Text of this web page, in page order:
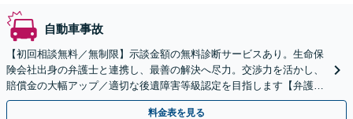
自動車事故
【初回相談無料／無制限】示談金額の無料診断サービスあり。生命保
険会社出身の弁護士と連携し、最善の解決へ尽力。交渉力を活かし、
賠償金の大幅アップ／適切な後遺障害等級認定を目指します【弁護士
費用特約】【Zoom面談可能】【京急川崎駅1分】
料金表を見る